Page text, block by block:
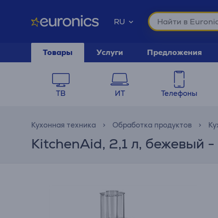
RU
Товары Услуги Предложения
ТВ ИТ Телефоны
Кухонная техника Обработка продуктов
KitchenAid, 2,1 л, бежевый